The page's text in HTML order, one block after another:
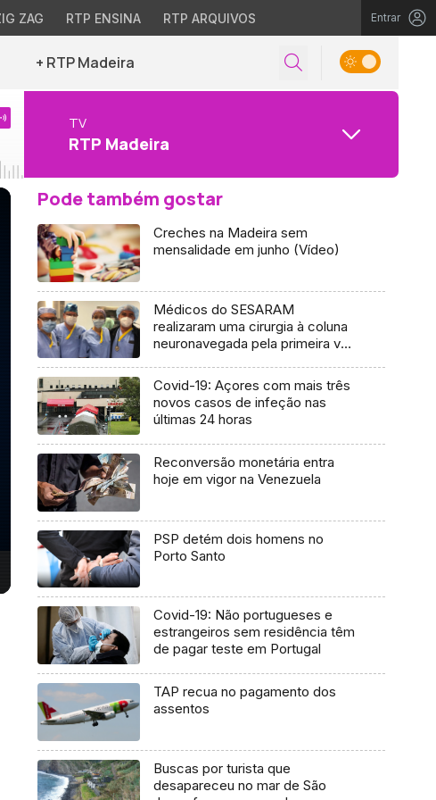
ZAG RTP ENSINA RTP ARQUIVOS Entrar
+ RTP Madeira
TV
RTP Madeira
Pode também gostar
Creches na Madeira sem
mensalidade em junho (Vídeo)
Médicos do SESARAM
realizaram uma cirurgia à coluna
neuronavegada pela primeira vez
Covid-19: Açores com mais três
novos casos de infeção nas
últimas 24 horas
Reconversão monetária entra
hoje em vigor na Venezuela
PSP detém dois homens no
Porto Santo
Covid-19: Não portugueses e
estrangeiros sem residência têm
de pagar teste em Portugal
TAP recua no pagamento dos
assentos
Buscas por turista que
desapareceu no mar de São